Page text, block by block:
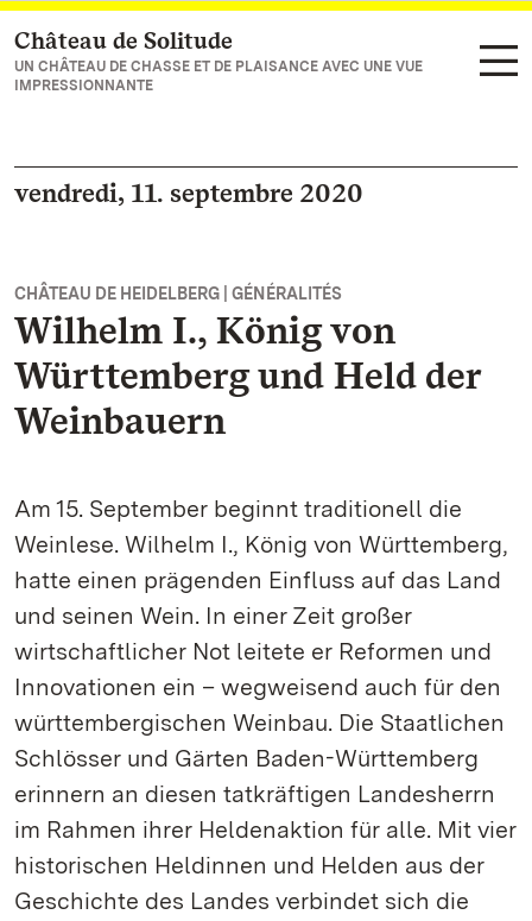
Vers la page d’accueil
Château de Solitude
UN CHÂTEAU DE CHASSE ET DE PLAISANCE AVEC UNE VUE
IMPRESSIONNANTE
vendredi, 11. septembre 2020
CHÂTEAU DE HEIDELBERG | GÉNÉRALITÉS
Wilhelm I., König von
Württemberg und Held der
Weinbauern
Am 15. September beginnt traditionell die
Weinlese. Wilhelm I., König von Württemberg,
hatte einen prägenden Einfluss auf das Land
und seinen Wein. In einer Zeit großer
wirtschaftlicher Not leitete er Reformen und
Innovationen ein – wegweisend auch für den
württembergischen Weinbau. Die Staatlichen
Schlösser und Gärten Baden-Württemberg
erinnern an diesen tatkräftigen Landesherrn
im Rahmen ihrer Heldenaktion für alle. Mit vier
historischen Heldinnen und Helden aus der
Geschichte des Landes verbindet sich die